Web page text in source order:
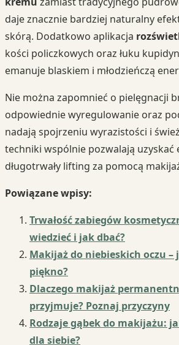
daje znacznie bardziej naturalny
skórą. Dodatkowo aplikacja
kości policzkowych oraz łuku
emanuje blaskiem i młodzieńczą
Nie można zapomnieć o pielęgnacji
odpowiednie wyregulowanie oraz
nadają spojrzeniu wyrazistości i
techniki wspólnie pozwalają uzyskać
długotrwały lifting za pomocą
Powiązane wpisy:
Trwałość zabiegów
wiedzieć i jak dbać?
Makijaż do niebieskich oczu –
piękno?
Dlaczego makijaż
przyjmuje? Poznaj przyczyny
Rodzaje gąbek do makijażu:
dla siebie?